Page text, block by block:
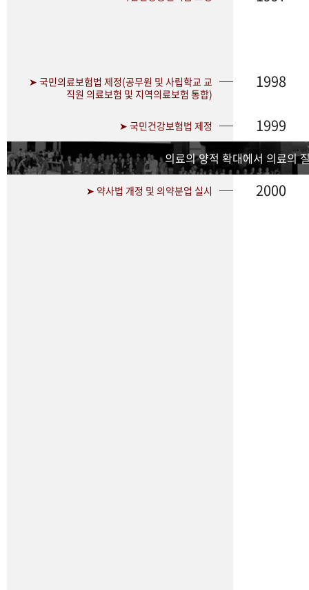
➤ 국민의료보험법 제정(공무원 및 사립학교 교
직원 의료보험 및 지역의료보험 통합)
1998
➤ 국민건강보험법 제정 1999
의료의 양적 확대에서 의료의
➤ 약사법 개정 및 의약분업 실시 2000